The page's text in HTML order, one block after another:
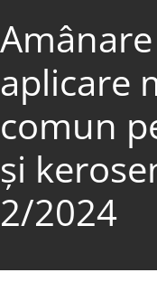
aplicare
comun
și
2/2024